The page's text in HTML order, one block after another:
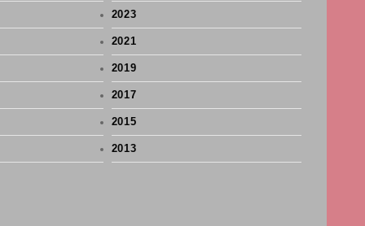
2023
2021
2019
2017
2015
2013